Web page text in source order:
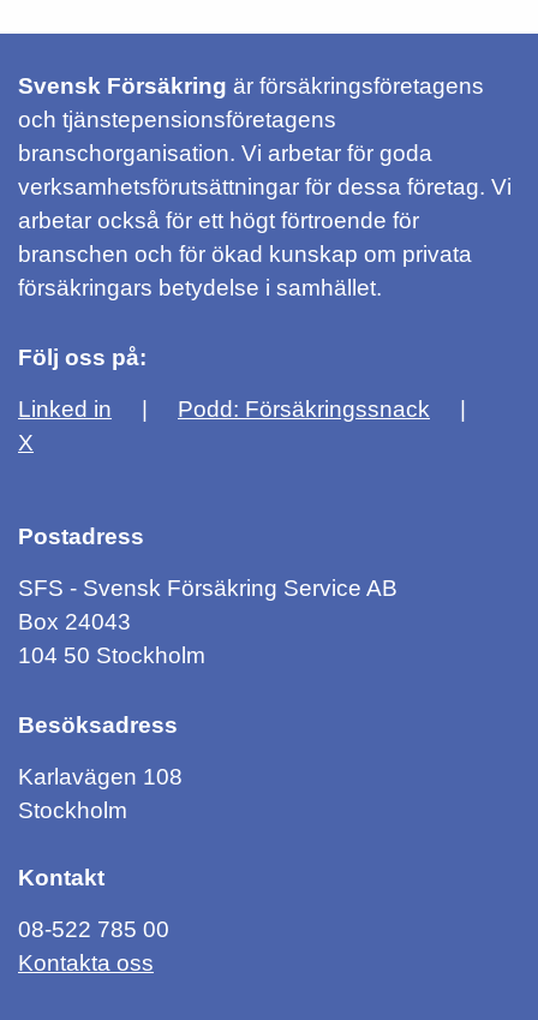
Svensk Försäkring är försäkringsföretagens
och tjänstepensionsföretagens
branschorganisation. Vi arbetar för goda
verksamhetsförutsättningar för dessa företag. Vi
arbetar också för ett högt förtroende för
branschen och för ökad kunskap om privata
försäkringars betydelse i samhället.
Följ oss på:
Linked in
Podd: Försäkringssnack
X
Postadress
SFS - Svensk Försäkring Service AB
Box 24043
104 50 Stockholm
Besöksadress
Karlavägen 108
Stockholm
Kontakt
08-522 785 00
Kontakta oss